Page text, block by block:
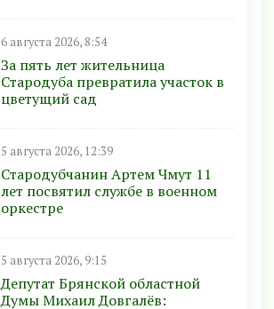
6 августа 2026, 8:54
За пять лет жительница
Стародуба превратила участок в
цветущий сад
5 августа 2026, 12:39
Стародубчанин Артем Чмут 11
лет посвятил службе в военном
оркестре
5 августа 2026, 9:15
Депутат Брянской областной
Думы Михаил Довгалёв: